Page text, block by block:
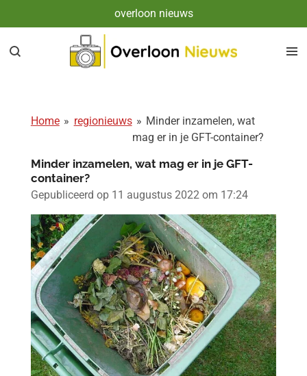
direct
naar
overloon nieuws
Home » regionieuws » Minder inzamelen, wat
mag er in je GFT-container?
Minder inzamelen, wat mag er in je GFT-
container?
Gepubliceerd op 11 augustus 2022 om 17:24